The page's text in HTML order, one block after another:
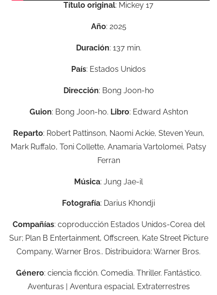
Título original: Mickey 17
Año: 2025
Duración: 137 min.
País: Estados Unidos
Dirección: Bong Joon-ho
Guion: Bong Joon-ho. Libro: Edward Ashton
Reparto: Robert Pattinson, Naomi Ackie, Steven Yeun,
Mark Ruffalo, Toni Collette, Anamaria Vartolomei, Patsy
Ferran
Música: Jung Jae-il
Fotografía: Darius Khondji
Compañías: coproducción Estados Unidos-Corea del
Sur; Plan B Entertainment, Offscreen, Kate Street Picture
Company, Warner Bros.. Distribuidora: Warner Bros.
Género: ciencia ficción. Comedia. Thriller. Fantástico.
Aventuras | Aventura espacial. Extraterrestres